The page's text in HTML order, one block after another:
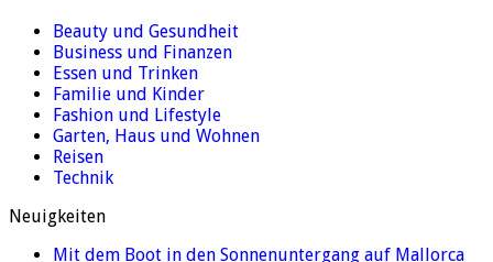
Beauty und Gesundheit
Business und Finanzen
Essen und Trinken
Familie und Kinder
Fashion und Lifestyle
Garten, Haus und Wohnen
Reisen
Technik
Neuigkeiten
Mit dem Boot in den Sonnenuntergang auf Mallorca